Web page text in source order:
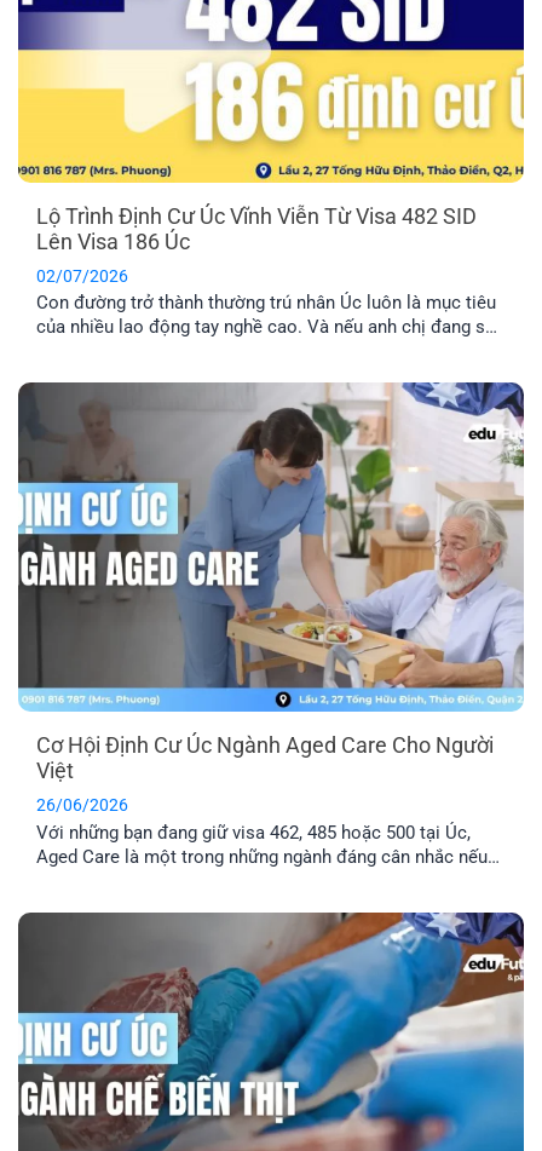
Lộ Trình Định Cư Úc Vĩnh Viễn Từ Visa 482 SID
Lên Visa 186 Úc
02/07/2026
Con đường trở thành thường trú nhân Úc luôn là mục tiêu
của nhiều lao động tay nghề cao. Và nếu anh chị đang sở
trình chi tiết để chuyển đổi từ visa tạm trú này sang visa
186 Úc, mở ra cánh cửa định cư lâu dài.
Cơ Hội Định Cư Úc Ngành Aged Care Cho Người
Việt
26/06/2026
Với những bạn đang giữ visa 462, 485 hoặc 500 tại Úc,
Aged Care là một trong những ngành đáng cân nhắc nếu